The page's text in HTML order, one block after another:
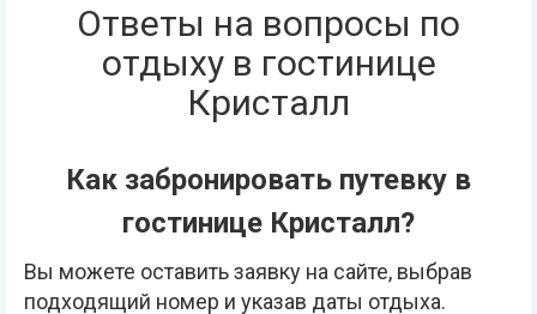
Ответы на вопросы по
отдыху в гостинице
Кристалл
Как забронировать путевку в
гостинице Кристалл?
Вы можете оставить заявку на сайте, выбрав
подходящий номер и указав даты отдыха.